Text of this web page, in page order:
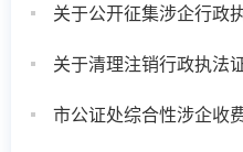
关于公开征集涉企行政
关于清理注销行政执法
市公证处综合性涉企收